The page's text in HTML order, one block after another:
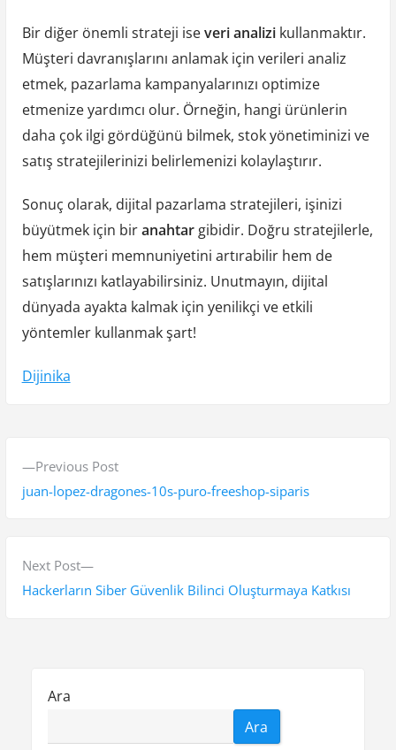
Bir diğer önemli strateji iseveri analizikullanmaktır.
Müşteri davranışlarını anlamak için verileri analiz
etmek, pazarlama kampanyalarınızı optimize
etmenize yardımcı olur. Örneğin, hangi ürünlerin
daha çok ilgi gördüğünü bilmek, stok yönetiminizi ve
satış stratejilerinizi belirlemenizi kolaylaştırır.
Sonuç olarak, dijital pazarlama stratejileri, işinizi
büyütmek için biranahtargibidir. Doğru stratejilerle,
hem müşteri memnuniyetini artırabilir hem de
satışlarınızı katlayabilirsiniz. Unutmayın, dijital
dünyada ayakta kalmak için yenilikçi ve etkili
yöntemler kullanmak şart!
Dijinika
Previous PostP
r
o
juan-lopez-dragones-10s-puro-freeshop-siparis
Next Post
N
e
Hackerların Siber Güvenlik Bilinci Oluşturmaya Katkısı
Ara
Ara